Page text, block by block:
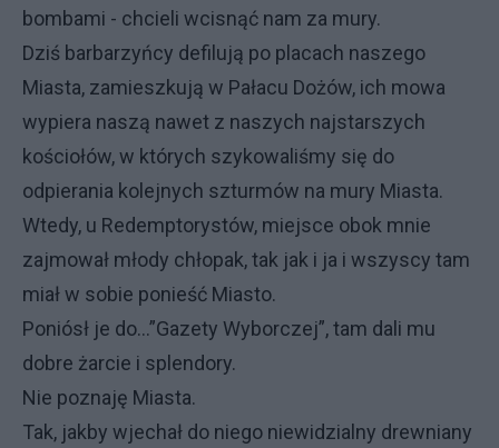
bombami - chcieli wcisnąć nam za mury.
Dziś barbarzyńcy defilują po placach naszego
Miasta, zamieszkują w Pałacu Dożów, ich mowa
wypiera naszą nawet z naszych najstarszych
kościołów, w których szykowaliśmy się do
odpierania kolejnych szturmów na mury Miasta.
Wtedy, u Redemptorystów, miejsce obok mnie
zajmował młody chłopak, tak jak i ja i wszyscy tam
miał w sobie ponieść Miasto.
Poniósł je do...”Gazety Wyborczej”, tam dali mu
dobre żarcie i splendory.
Nie poznaję Miasta.
Tak, jakby wjechał do niego niewidzialny drewniany